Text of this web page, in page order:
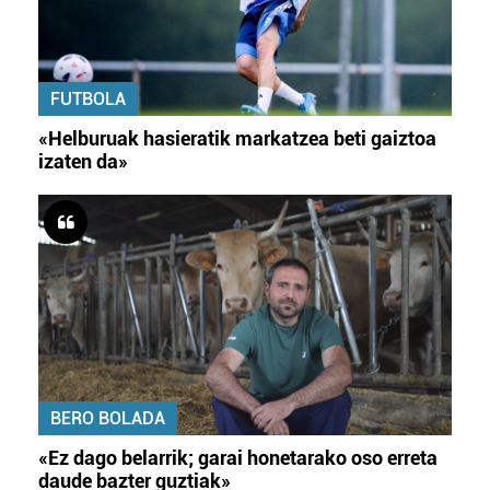
FUTBOLA
«Helburuak hasieratik markatzea beti gaiztoa
izaten da»
BERO BOLADA
«Ez dago belarrik; garai honetarako oso erreta
daude bazter guztiak»